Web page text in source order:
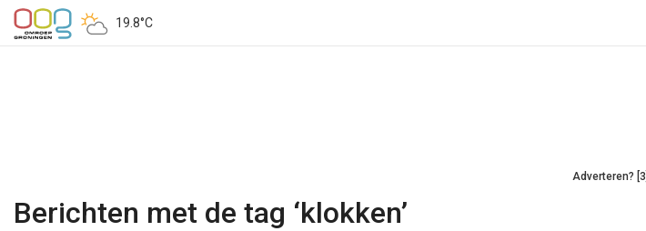
19.8°C
Adverteren? [3]
Berichten met de tag ‘klokken’